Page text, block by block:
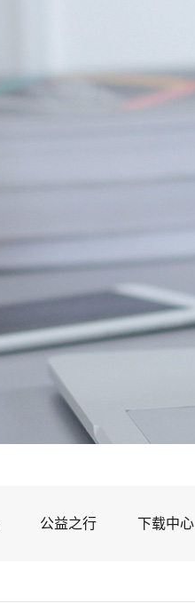
公益之行 下载中心